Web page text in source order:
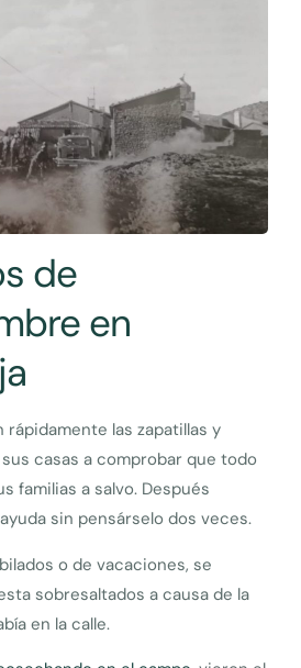
de
en
rápidamente las zapatillas y
casas a comprobar que todo
familias a salvo. Después
sin pensárselo dos veces.
o de vacaciones, se
sobresaltados a causa de la
en la calle.